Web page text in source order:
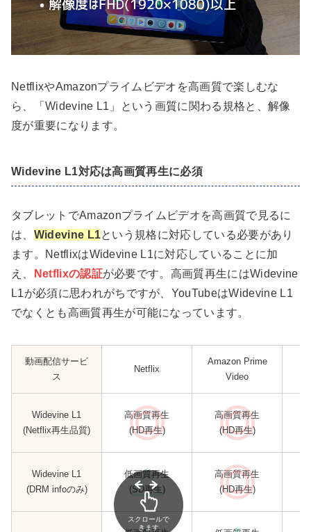
NetflixやAmazonプライムビデオを高画質で楽しむな
ら、「Widevine L1」という画質に関わる規格と、解像
度が重要になります。
Widevine L1対応は高画質再生に必須
タブレットでAmazonプライムビデオを高画質で見るに
は、 Widevine L1という規格に対応している必要があり
ます。NetflixはWidevine L1に対応していることに加
え、
Netflixの認証が必要です。高画質再生にはWidevine
L1が必須に思われがちですが、YouTubeはWidevine L1
でなくとも高画質再生が可能になっています。
動画配信サービ
ス
Netflix
Amazon Prime
Video
Widevine L1
(Netflix再生品質)
高画質再生
(HD再生)
高画質再生
(HD再生)
Widevine L1
(DRM infoのみ)
低画質再生
(SD再生)
高画質再生
(HD再生)
スクロールで
きます